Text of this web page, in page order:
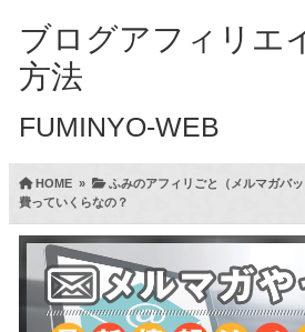
ブログアフィリエ
方法
FUMINYO-WEB
HOME» ふみのアフィリごと（メルマガバッ
費っていくらなの？